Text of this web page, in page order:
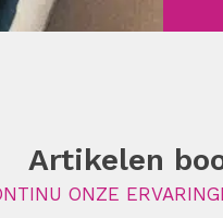
Artikelen
ONZE